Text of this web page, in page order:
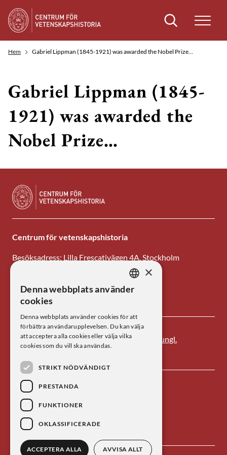
Sök
Hem Gabriel Lippman (1845-1921) was awarded the Nobel Prize…
Gabriel Lippman (1845-
1921) was awarded the
Nobel Prize…
Centrum för vetenskapshistoria
Besöksadress: Lilla Frescativägen 4A, Stockholm
E-post: centrum@kva.se
Centrum för vetenskapshistoria är ett av
Kungl.
Vetenskapsakademiens forskningsinstitut.
SWEDISH
×
Denna webbplats använder
cookies
Denna webbplats använder cookies för att
förbättra användarupplevelsen. Du kan välja
att acceptera alla cookies eller välja vilka
cookies som du vill ska användas.
STRIKT NÖDVÄNDIGT
PRESTANDA
FUNKTIONER
OKLASSIFICERADE
ACCEPTERA ALLA AVVISA ALLT